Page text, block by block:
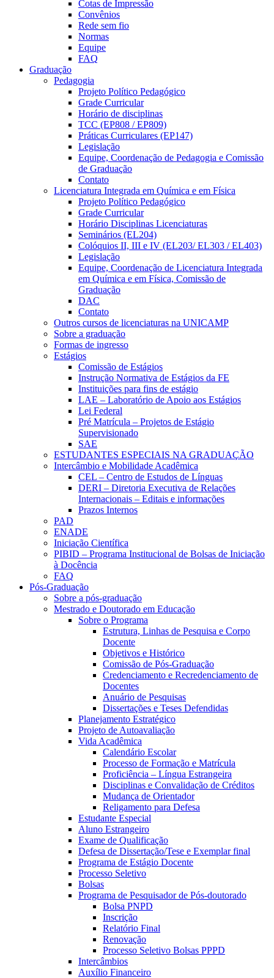
Cotas de Impressão
Convênios
Rede sem fio
Normas
Equipe
FAQ
Graduação
Pedagogia
Projeto Político Pedagógico
Grade Curricular
Horário de disciplinas
TCC (EP808 / EP809)
Práticas Curriculares (EP147)
Legislação
Equipe, Coordenação de Pedagogia e Comissão
de Graduação
Contato
Licenciatura Integrada em Química e em Física
Projeto Político Pedagógico
Grade Curricular
Horário Disciplinas Licenciaturas
Seminários (EL204)
Colóquios II, III e IV (EL203/ EL303 / EL403)
Legislação
Equipe, Coordenação de Licenciatura Integrada
em Química e em Física, Comissão de
Graduação
DAC
Contato
Outros cursos de licenciaturas na UNICAMP
Sobre a graduação
Formas de ingresso
Estágios
Comissão de Estágios
Instrução Normativa de Estágios da FE
Instituições para fins de estágio
LAE – Laboratório de Apoio aos Estágios
Lei Federal
Pré Matrícula – Projetos de Estágio
Supervisionado
SAE
ESTUDANTES ESPECIAIS NA GRADUAÇÃO
Intercâmbio e Mobilidade Acadêmica
CEL – Centro de Estudos de Línguas
DERI – Diretoria Executiva de Relações
Internacionais – Editais e informações
Prazos Internos
PAD
ENADE
Iniciação Científica
PIBID – Programa Institucional de Bolsas de Iniciação
à Docência
FAQ
Pós-Graduação
Sobre a pós-graduação
Mestrado e Doutorado em Educação
Sobre o Programa
Estrutura, Linhas de Pesquisa e Corpo
Docente
Objetivos e Histórico
Comissão de Pós-Graduação
Credenciamento e Recredenciamento de
Docentes
Anuário de Pesquisas
Dissertações e Teses Defendidas
Planejamento Estratégico
Projeto de Autoavaliação
Vida Acadêmica
Calendário Escolar
Processo de Formação e Matrícula
Proficiência – Língua Estrangeira
Disciplinas e Convalidação de Créditos
Mudança de Orientador
Religamento para Defesa
Estudante Especial
Aluno Estrangeiro
Exame de Qualificação
Defesa de Dissertação/Tese e Exemplar final
Programa de Estágio Docente
Processo Seletivo
Bolsas
Programa de Pesquisador de Pós-doutorado
Bolsa PNPD
Inscrição
Relatório Final
Renovação
Processo Seletivo Bolsas PPPD
Intercâmbios
Auxílio Financeiro